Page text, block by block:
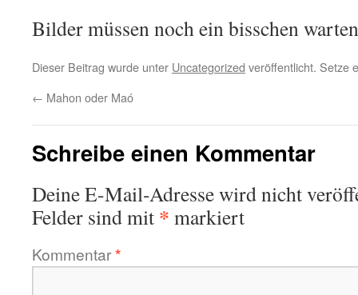
Bilder müssen noch ein bisschen
Dieser Beitrag wurde unter Uncategorized veröffentlicht. Setze
← Mahon oder Maó
Schreibe einen Kommentar
Deine E-Mail-Adresse wird nicht
Felder sind mit * markiert
Kommentar*